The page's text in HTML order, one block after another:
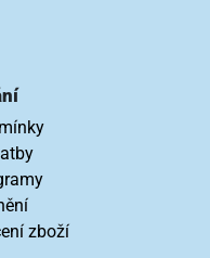
zboží